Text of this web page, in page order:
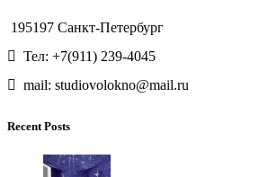
195197 Санкт-Петербург
Тел: +7(911) 239-4045
mail: studiovolokno@mail.ru
Recent Posts